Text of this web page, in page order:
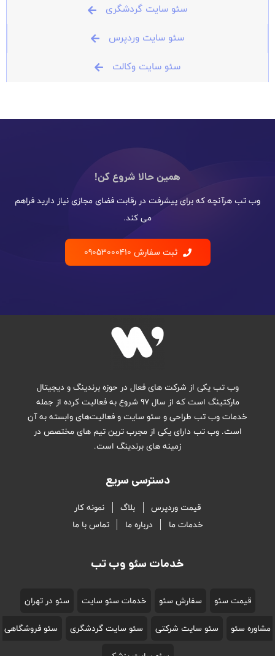
سئو سایت گردشگری
سئو سایت وردپرس
سئو سایت وکالت
همین حالا شروع کن!
وب تب هرآنچه که برای پیشرفت در رقابت فضای مجازی نیاز دارید فراهم
می کند.
ثبت سفارش 09053000410
وب تب یکی از شرکت های فعال در حوزه برندینگ و دیجیتال
مارکتینگ است که از سال ۹۷ شروع به فعالیت کرده از جمله
خدمات وب تب طراحی و سئو سایت و فعالیت‌های وابسته به آن
است. وب تب دارای یکی از مجرب ترین تیم های مختصص در
زمینه های برندینگ است.
دسترسی سریع
قیمت وردپرس بلاگ
نمونه کار
خدمات ما
درباره ما تماس با ما
خدمات سئو وب تب
قیمت سئو سفارش سئو خدمات سئو سایت
سئو در تهران
مشاوره سئو
سئو سایت شرکتی سئو سایت گردشگری
سئو فروشگاهی